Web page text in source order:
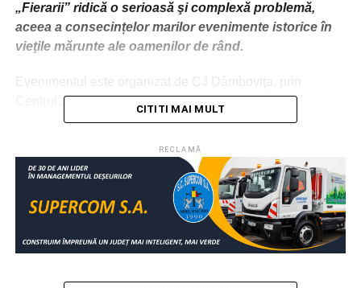
„Fierarii” ridică o serioasă şi complexă problemă,
aceea a consecințelor marilor evenimente istorice în
vieţile mărunte ale oamenilor de rând.
Centrul Judeţean de Cultură.
ACTUALITATE
ANSAMBLU BRÂNCOVENESC
DÂMBOVIŢA
POTLOGI TEATRU
Conferință județeană de alegeri la PSD Dâmbovița
NU RATAȚI
Palatul Administrativ
CITITI MAI MULT
RECLAMĂ